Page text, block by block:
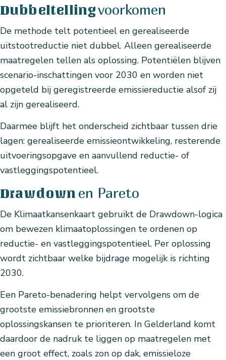
Dubbeltellingvoorkomen
De methode telt potentieel en gerealiseerde
uitstootreductie niet dubbel. Alleen gerealiseerde
maatregelen tellen als oplossing. Potentiëlen blijven
scenario-inschattingen voor 2030 en worden niet
opgeteld bij geregistreerde emissiereductie alsof zij
al zijn gerealiseerd.
Daarmee blijft het onderscheid zichtbaar tussen drie
lagen: gerealiseerde emissieontwikkeling, resterende
uitvoeringsopgave en aanvullend reductie- of
vastleggingspotentieel.
Drawdown en Pareto
De Klimaatkansenkaart gebruikt de Drawdown-logica
om bewezen klimaatoplossingen te ordenen op
reductie- en vastleggingspotentieel. Per oplossing
wordt zichtbaar welke bijdrage mogelijk is richting
2030.
Een Pareto-benadering helpt vervolgens om de
grootste emissiebronnen en grootste
oplossingskansen te prioriteren. In Gelderland komt
daardoor de nadruk te liggen op maatregelen met
een groot effect, zoals zon op dak, emissieloze